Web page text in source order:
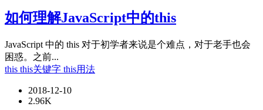
如何理解JavaScript中的this
JavaScript 中的 this 对于初学者来说是个难点，对于老手也会
困惑。之前...
this this关键字 this用法
2018-12-10
2.96K